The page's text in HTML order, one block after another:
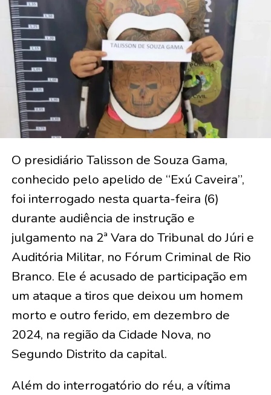
O presidiário Talisson de Souza Gama,
conhecido pelo apelido de “Exú Caveira”,
foi interrogado nesta quarta-feira (6)
durante audiência de instrução e
julgamento na 2ª Vara do Tribunal do Júri e
Auditória Militar, no Fórum Criminal de Rio
Branco. Ele é acusado de participação em
um ataque a tiros que deixou um homem
morto e outro ferido, em dezembro de
2024, na região da Cidade Nova, no
Segundo Distrito da capital.
Além do interrogatório do réu, a vítima